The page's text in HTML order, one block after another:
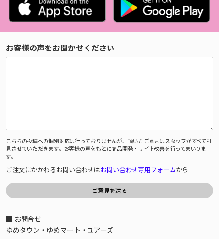
お客様の声をお聞かせください
こちらの投稿への個別対応は行っておりませんが、頂いたご意見はスタッフがすべて拝
見させていただきます。お客様の声をもとに商品開発・サイト改善を行ってまいりま
す。
ご注文にかかわるお問い合わせはお問い合わせ専用フォームから
■ お問合せ
ゆめタウン・ゆめマート・ユアーズ